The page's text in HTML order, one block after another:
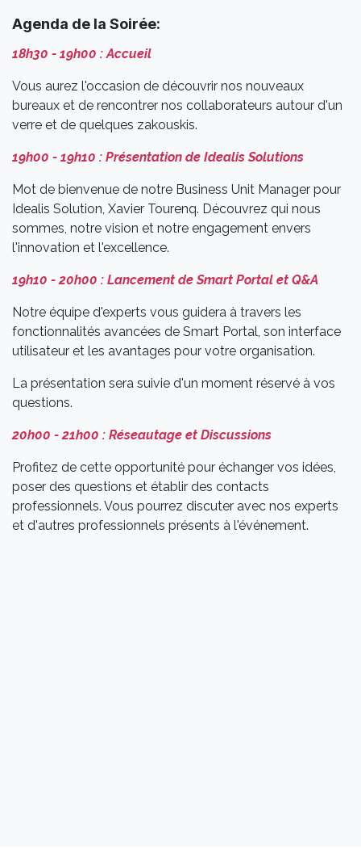
Agenda de la Soirée:
18h30 - 19h00 : Accueil
Vous aurez l'occasion de découvrir nos nouveaux
bureaux et de rencontrer nos collaborateurs autour d'un
verre et de quelques zakouskis.
19h00 - 19h10 : Présentation de Idealis Solutions
Mot de bienvenue de notre Business Unit Manager pour
Idealis Solution, Xavier Tourenq. Découvrez qui nous
sommes, notre vision et notre engagement envers
l'innovation et l'excellence.
19h10 - 20h00 : Lancement de Smart Portal et Q&A
Notre équipe d'experts vous guidera à travers les
fonctionnalités avancées de Smart Portal, son interface
utilisateur et les avantages pour votre organisation.
La présentation sera suivie d'un moment réservé à vos
questions.
20h00 - 21h00 : Réseautage et Discussions
Profitez de cette opportunité pour échanger vos idées,
poser des questions et établir des contacts
professionnels. Vous pourrez discuter avec nos experts
et d'autres professionnels présents à l'événement.